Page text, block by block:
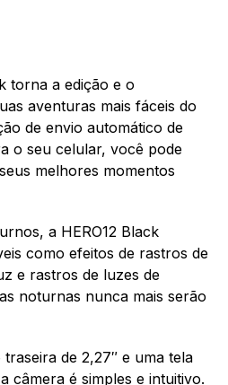
torna a edição e o
aventuras mais fáceis do
de envio automático de
o seu celular, você pode
melhores momentos
a HERO12 Black
como efeitos de rastros de
e rastros de luzes de
noturnas nunca mais serão
de 2,27″ e uma tela
câmera é simples e intuitivo.